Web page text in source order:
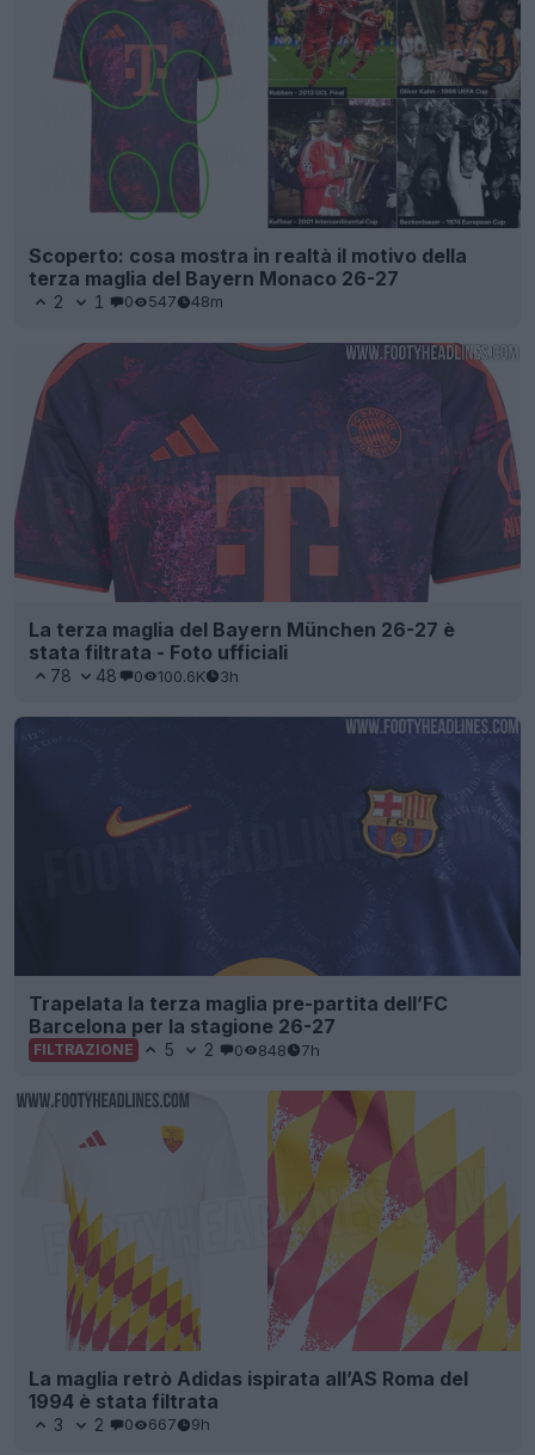
Scoperto: cosa mostra in realtà il motivo della
terza maglia del Bayern Monaco 26-27
2 1 0 547 48m
La terza maglia del Bayern München 26-27 è
stata filtrata - Foto ufficiali
78 48 0 100.6K 3h
Trapelata la terza maglia pre-partita dell’FC
Barcelona per la stagione 26-27
FILTRAZIONE 5 2 0 848 7h
La maglia retrò Adidas ispirata all’AS Roma del
1994 è stata filtrata
3 2 0 667 9h